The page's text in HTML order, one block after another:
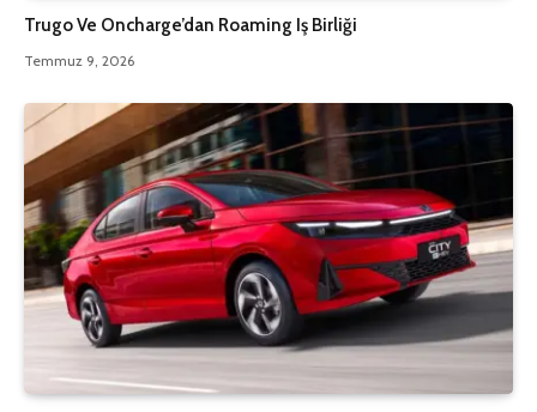
Trugo Ve Oncharge’dan Roaming Iş Birliği
Temmuz 9, 2026